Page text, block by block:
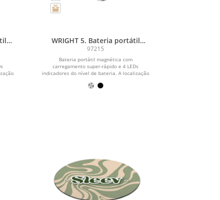
WRIGHT 5. Bateria portátil
magnética com carregamento
super-rápido em alumínio
reciclado e ABS reciclado (5 000
mAh)
97215
Bateria portátil magnética com
carregamento super-rápido e 4 LEDs
indicadores do nível de bateria. A localização